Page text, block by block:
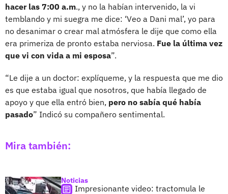
hacer las 7:00 a.m., y no la habían intervenido, la vi
temblando y mi suegra me dice: ‘Veo a Dani mal’, yo para
no desanimar o crear mal atmósfera le dije que como ella
era primeriza de pronto estaba nerviosa. Fue la última vez
que vi con vida a mi esposa”.
“Le dije a un doctor: explíqueme, y la respuesta que me dio
es que estaba igual que nosotros, que había llegado de
apoyo y que ella entró bien, pero no sabía qué había
pasado” Indicó su compañero sentimental.
Mira también:
Noticias
Impresionante video: tractomula le